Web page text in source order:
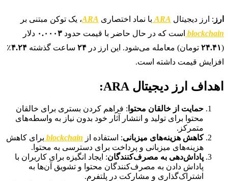
ارز : ارز دیجیتال ARA با نماد اختصاری ARA، یک توکن مبتنی بر
blockchain است که در حال حاضر با قیمت حدود ۰.۰۰۰۳ دلار
(۲۴.۴۱ تومان) معامله می‌شود. این ارز در ۲۴ ساعت گذشته ۴.۲۴٪
افزایش قیمت داشته است.
اهداف ارز دیجیتال ARA:
حمایت از خالقان محتوا : فراهم کردن بستری برای خالقان
محتوا برای تولید و انتشار آثار خود بدون نیاز به واسطه‌های
متمرکز.
کاهش هزینه‌های میزبانی: استفاده از blockchain برای کاهش
هزینه‌های میزبانی و پرداخت برای دسترسی به محتوا.
پاداش‌دهی به مصرف‌کنندگان: ایجاد انگیزه برای کاربران با
پاداش دادن به مصرف‌کنندگان محتوا و تشویق آن‌ها به
اشتراک‌گذاری و مشارکت در پلتفرم.